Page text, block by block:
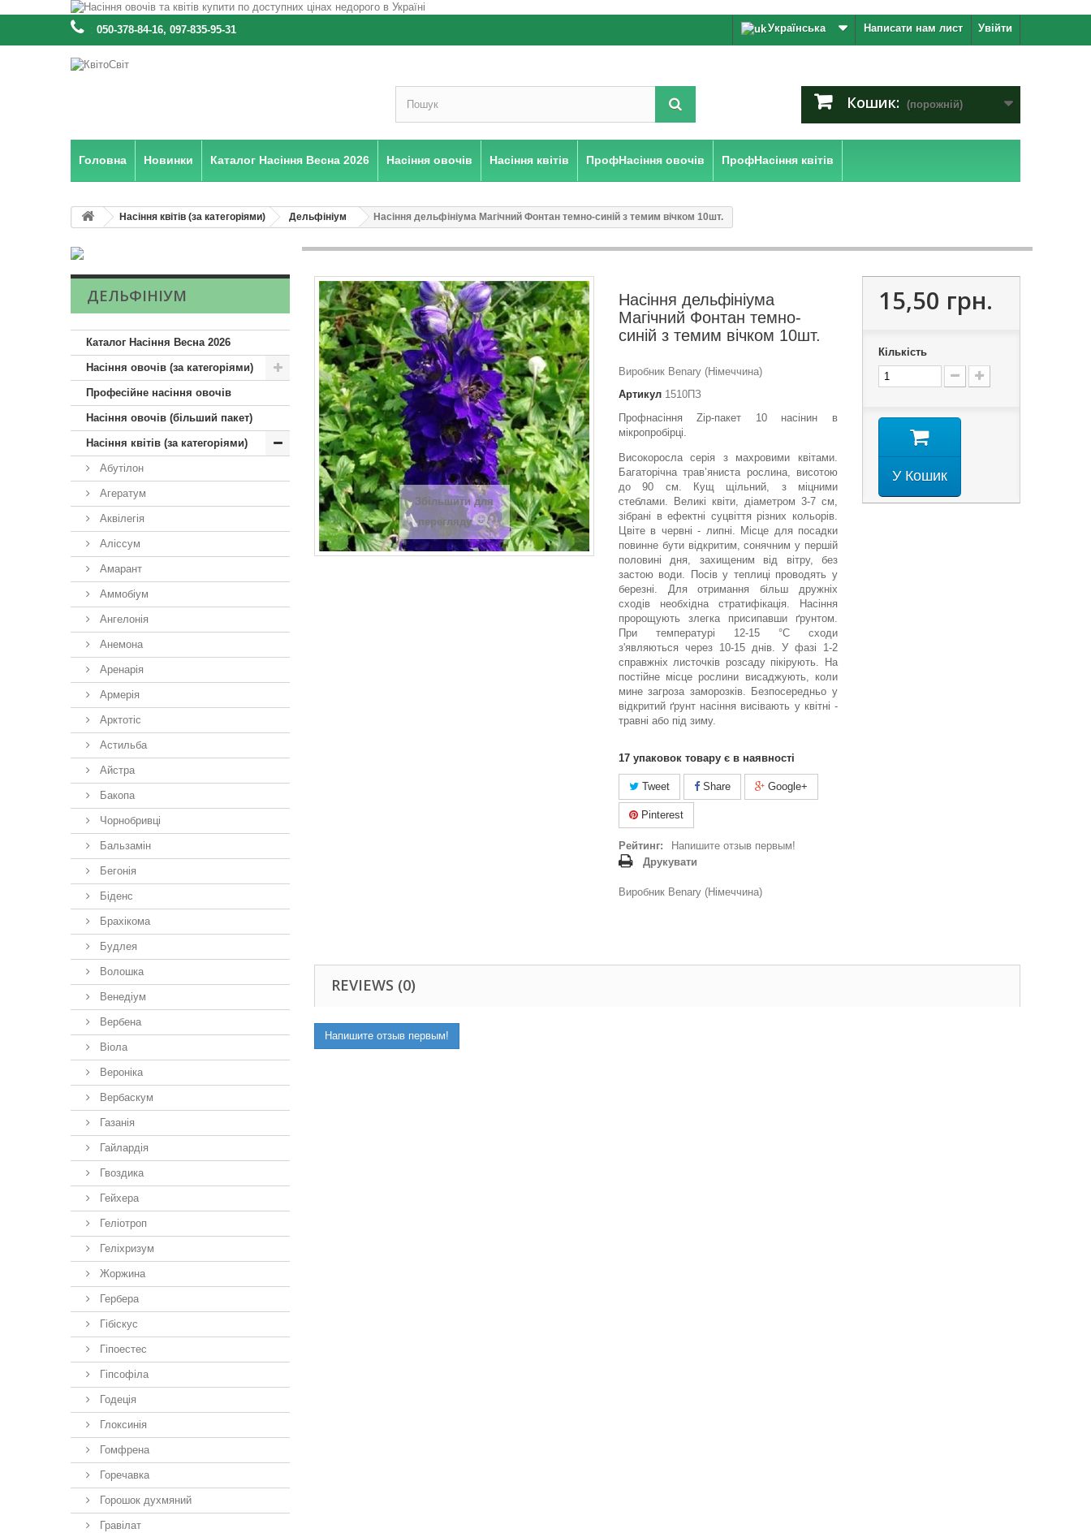
Увійти
Написати нам лист
: 050-378-84-16, 097-835-95-31 Українська
Кошик: (порожній)
Головна Новинки Каталог Насіння Весна 2026 Насіння овочів Насіння квітів ПрофНасіння овочів ПрофНасіння квітів
Насіння квітів (за категоріями) Дельфініум Насіння дельфініума Магічний Фонтан темно-синій з темим вічком 10шт.
ДЕЛЬФІНІУМ
Каталог Насіння Весна 2026
Насіння овочів (за категоріями)
Професійне насіння овочів
Насіння овочів (більший пакет)
Насіння квітів (за категоріями)
Абутілон
Агератум
Аквілегія
Аліссум
Амарант
Аммобіум
Ангелонія
Анемона
Аренарія
Армерія
Арктотiс
Астильба
Айстра
Бакопа
Чорнобривці
Бальзамін
Бегонія
Біденс
Брахікома
Будлея
Волошка
Венедіум
Вербена
Віола
Вероніка
Вербаскум
Газанія
Гайлардія
Гвоздика
Гейхера
Геліотроп
Геліхризум
Жоржина
Гербера
Гібіскус
Гіпоестес
Гіпсофіла
Годеція
Глоксинія
Гомфрена
Горечавка
Горошок духмяний
Гравілат
Збільшити для
перегляду
Насіння дельфініума
Магічний Фонтан темно-
синій з темим вічком 10шт.
Виробник Benary (Німеччина)
Артикул 1510ПЗ
Профнасіння Zip-пакет 10 насінин в
мікропробірці.
Високоросла серія з махровими квітами.
Багаторічна трав’яниста рослина, висотою
до 90 см. Кущ щільний, з міцними
стеблами. Великі квіти, діаметром 3-7 см,
зібрані в ефектні суцвіття різних кольорів.
Цвіте в червні - липні. Місце для посадки
повинне бути відкритим, сонячним у першій
половині дня, захищеним від вітру, без
застою води. Посів у теплиці проводять у
березні. Для отримання більш дружніх
сходів необхідна стратифікація. Насіння
пророщують злегка присипавши ґрунтом.
При температурі 12-15 °С сходи
з'являються через 10-15 днів. У фазі 1-2
справжніх листочків розсаду пікірують. На
постійне місце рослини висаджують, коли
мине загроза заморозків. Безпосередньо у
відкритий ґрунт насіння висівають у квітні -
травні або під зиму.
17 упаковок товару є в наявності
Tweet Share Google+
Pinterest
Рейтинг:
Напишите отзыв первым!
Друкувати
Виробник Benary (Німеччина)
15,50 грн.
Кількість
У Кошик
REVIEWS (0)
Напишите отзыв первым!